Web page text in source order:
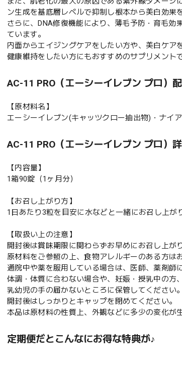
ン生成を基底層レベルで抑制し根本から美白効果
さらに、DNA修復機能により、薄毛予防・育毛
ています。
内面からエイジングケアをしたい方や、美白ケ
健康維持をしたい方にもおすすめのサプリメントで
AC-11 PRO（エーシーイレブン プロ）
【原材料名】
エーシーイレブン(キャッツクロー抽出物)・ナイ
AC-11 PRO（エーシーイレブン プロ）
【内容量】
1箱90錠（1ヶ月分）
【お召し上がり方】
1日あたり3粒を目安に水などと一緒にお召し上が
【取扱い上の注意】
開封後は賞味期限に関わらずお早めにお召し上が
原材料をご参照の上、食物アレルギーのある方は
通院中や薬を服用している場合は、医師、薬剤師
体調・体質に合わない場合や、妊娠・授乳中の方
乳幼児の手の届かないところに保管してください。
開封後はしっかりとキャップを閉めてください。
本品は原材料の性質上、外観などに多少の変化が
定期便だとこんなにお得な特典が♪